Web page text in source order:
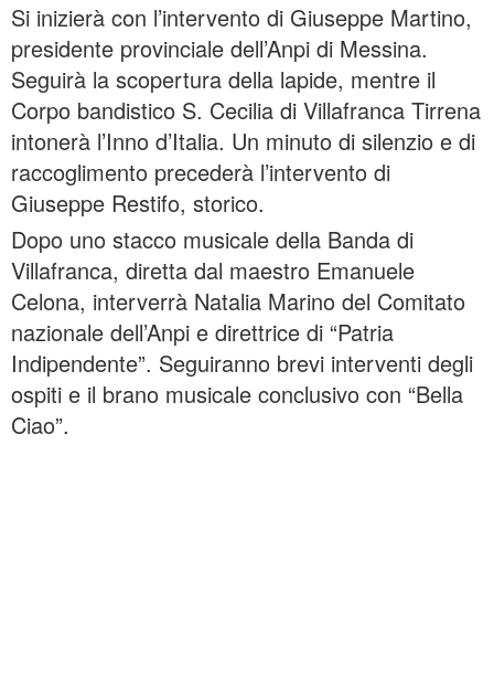
Si inizierà con l’intervento di Giuseppe Martino,
presidente provinciale dell’Anpi di Messina.
Seguirà la scopertura della lapide, mentre il
Corpo bandistico S. Cecilia di Villafranca Tirrena
intonerà l’Inno d’Italia. Un minuto di silenzio e di
raccoglimento precederà l’intervento di
Giuseppe Restifo, storico.
Dopo uno stacco musicale della Banda di
Villafranca, diretta dal maestro Emanuele
Celona, interverrà Natalia Marino del Comitato
nazionale dell’Anpi e direttrice di “Patria
Indipendente”. Seguiranno brevi interventi degli
ospiti e il brano musicale conclusivo con “Bella
Ciao”.